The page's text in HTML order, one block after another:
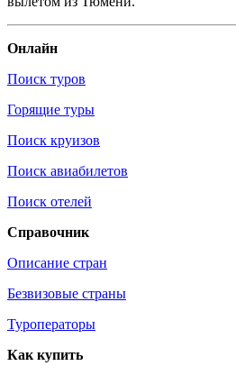
Онлайн
Поиск туров
Горящие туры
Поиск круизов
Поиск авиабилетов
Поиск отелей
Справочник
Описание стран
Безвизовые страны
Туроператоры
Как купить